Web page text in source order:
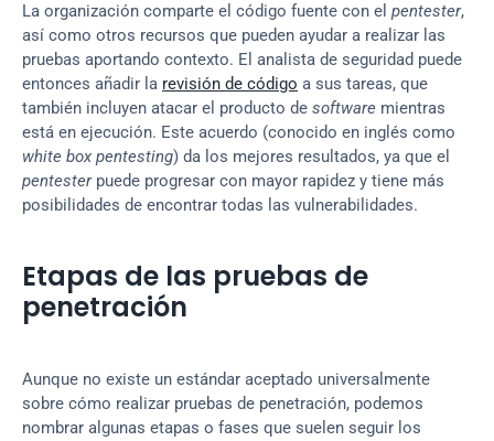
La organización comparte el código fuente con el pentester,
así como otros recursos que pueden ayudar a realizar las
pruebas aportando contexto. El analista de seguridad puede
entonces añadir la revisión de código a sus tareas, que
también incluyen atacar el producto de software mientras
white box pentesting
pentester puede progresar con mayor rapidez y tiene más
posibilidades de encontrar todas las vulnerabilidades.
Etapas de las pruebas de
penetración
Aunque no existe un estándar aceptado universalmente
sobre cómo realizar pruebas de penetración, podemos